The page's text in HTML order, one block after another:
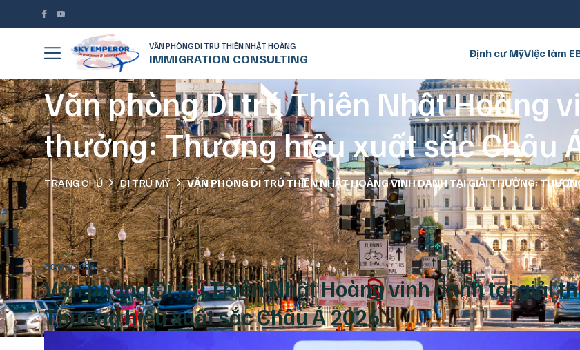
VĂN PHÒNG DI TRÚ THIÊN NHẬT HOÀNG
IMMIGRATION CONSULTING Định cư MỹViệc làm
Văn phòng Di trú Thiên Nhật Hoàng
thưởng: Thương hiệu xuất sắc Châu
TRANG CHỦ DI TRÚ MỸ VĂN PHÒNG DI TRÚ THIÊN NHẬT HOÀNG VINH DANH TẠI GIẢI THƯỞNG:
30/06/2026
Văn phòng Di trú Thiên Nhật Hoàng vinh danh tại giải
Thương hiệu xuất sắc Châu Á 2026